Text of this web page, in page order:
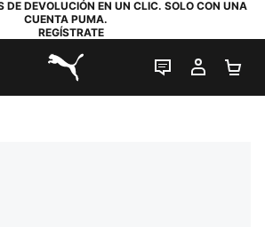
DEVOLUCIÓN EN UN CLIC. SOLO CON UNA
CUENTA PUMA.
REGÍSTRATE
PUMA.com
CHAT EN
MI